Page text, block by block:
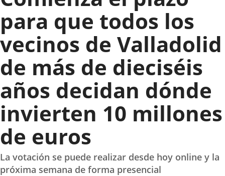
para que todos los
vecinos de Valladolid
de más de dieciséis
años decidan dónde
invierten 10 millones
de euros
La votación se puede realizar desde hoy online y la
próxima semana de forma presencial